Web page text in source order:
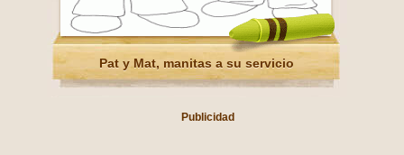
Pat y Mat, manitas a su servicio
Publicidad